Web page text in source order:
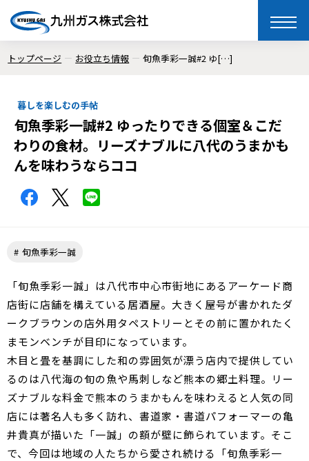
toggle
トップページ お役立ち情報 旬魚季彩一誠#2 ゆ[…]
暮しを楽しむの手帖
旬魚季彩一誠#2 ゆったりできる個室＆こだ
わりの食材。リーズナブルに八代のうまかも
んを味わうならココ
旬魚季彩一誠
「旬魚季彩一誠」は八代市中心市街地にあるアーケード商
店街に店舗を構えている居酒屋。大きく屋号が書かれたダ
ークブラウンの店外用タペストリーとその前に置かれたく
まモンベンチが目印になっています。
木目と畳を基調にした和の雰囲気が漂う店内で提供してい
るのは八代海の旬の魚や馬刺しなど熊本の郷土料理。リー
ズナブルな料金で熊本のうまかもんを味わえると人気の同
店には著名人も多く訪れ、書道家・書道パフォーマーの亀
井貴真が描いた「一誠」の額が壁に飾られています。そこ
で、今回は地域の人たちから愛され続ける「旬魚季彩一